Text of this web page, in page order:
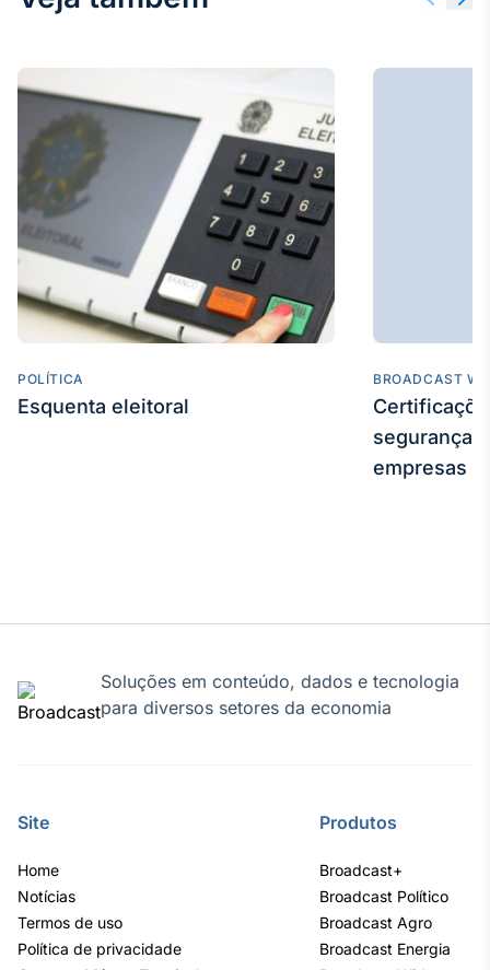
notícias
Broadcast
Widgets
Componentes
para conteúdos e
funcionalidades
Broadcast
Tecnologia
Radar
Broadcast
plataforma para
analisar fundos
de investimento
POLÍTICA
Esquenta eleitoral
BROADCAST
segurança
empresas
Soluções em conteúdo, dados e tecnologia
para diversos setores da economia
Site
Home
Notícias
Termos de uso
Política de privacidade
Produtos
Broadcast+
Broadcast Político
Broadcast Agro
Broadcast Energia